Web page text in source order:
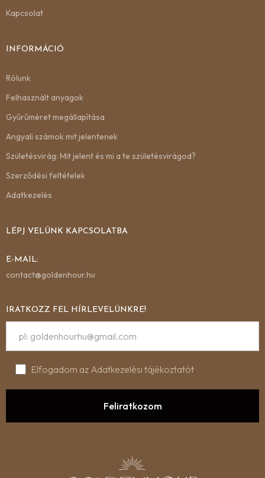
Kapcsolat
INFORMÁCIÓ
Rólunk
Felhasznált anyagok
Gyűrűméret megállapítása
Angyali számok mit jelentenek
Születésvirág: Mit jelent és mi a te születésvirágod?
Szerződési feltételek
Adatkezelés
LÉPJ VELÜNK KAPCSOLATBA
E-MAIL:
contact@goldenhour.hu
IRATKOZZ FEL HÍRLEVELÜNKRE!
Elfogadom az Adatkezelési tájékoztatót.